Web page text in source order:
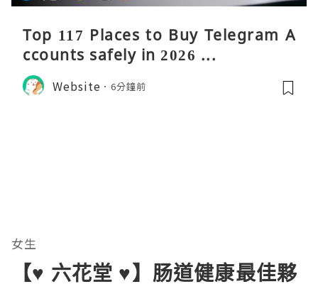
Top 117 Places to Buy Telegram A
ccounts safely in 2026 ...
Website 6分鐘前
女生
【♥ 六花堂 ♥】肠道健康最佳夥